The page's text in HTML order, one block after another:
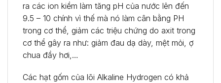
ra các ion kiềm làm tăng pH của nước lên đến
9.5 – 10 chính vì thế mà nó làm cân bằng PH
trong cơ thể, giảm các triệu chứng do axit trong
cơ thể gây ra như: giảm đau dạ dày, mệt mỏi, ợ
chua đầy hơi,…
Các hạt gốm của lõi Alkaline Hydrogen có khả